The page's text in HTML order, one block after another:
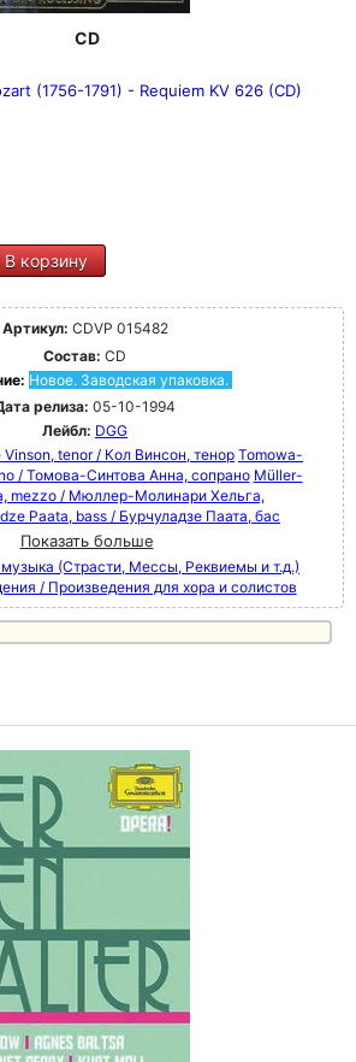
CD
(1756-1791) - Requiem KV 626 (CD)
В корзину
Артикул: CDVP 015482
Состав: CD
Новое. Заводская упаковка.
релиза: 05-10-1994
Лейбл: DGG
Vinson, tenor / Кол Винсон, тенор Tomowa-
/ Томова-Синтова Анна, сопрано Müller-
mezzo / Мюллер-Молинари Хельга,
Paata, bass / Бурчуладзе Паата, бас
Показать больше
(Страсти, Мессы, Реквиемы и т.д.)
/ Произведения для хора и солистов